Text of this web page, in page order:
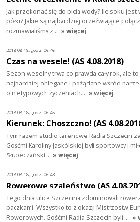
Jak przekonać się do picia wody? Ile soku
półki? Jakie są najbardziej orzeźwiające
rozmawialiśmy z… » więcej
2018-08-18, godz. 06:46
Czas na wesele! (AS 4.08.2018)
Sezon weselny trwa co prawda cały rok, ale
najbardziej oblegane i pożądane wśród
o nietypowych życzeniach… » więcej
2018-08-18, godz. 06:45
Kierunek: Choszczno! (AS
Tym razem studio terenowe Radia Szczecin
Gośćmi Karoliny Jaskólskiej byli sportowcy i
Słupeczański… » więcej
2018-08-18, godz. 06:43
Rowerowe szaleństwo (AS
Tego dnia ulice Szczecina zdominowali
paczkami. Wszystko to z okazji Mistrzostw
Rowerowych. Gośćmi Radia Szczecin byli:… »